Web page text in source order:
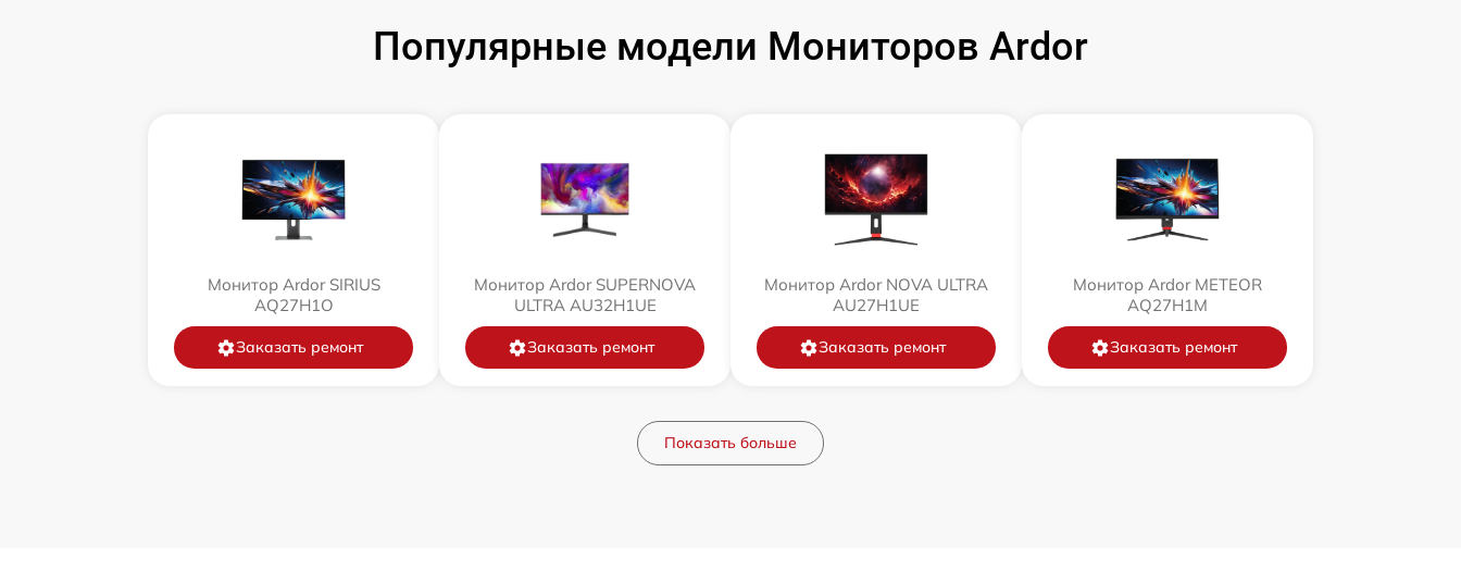
Популярные модели Мониторов Ardor
Монитор Ardor SIRIUS
AQ27H1O
Заказать ремонт
Монитор Ardor SUPERNOVA
ULTRA AU32H1UE
Заказать ремонт
Монитор Ardor NOVA ULTRA
AU27H1UE
Заказать ремонт
Монитор Ardor METEOR
AQ27H1M
Заказать ремонт
Показать больше